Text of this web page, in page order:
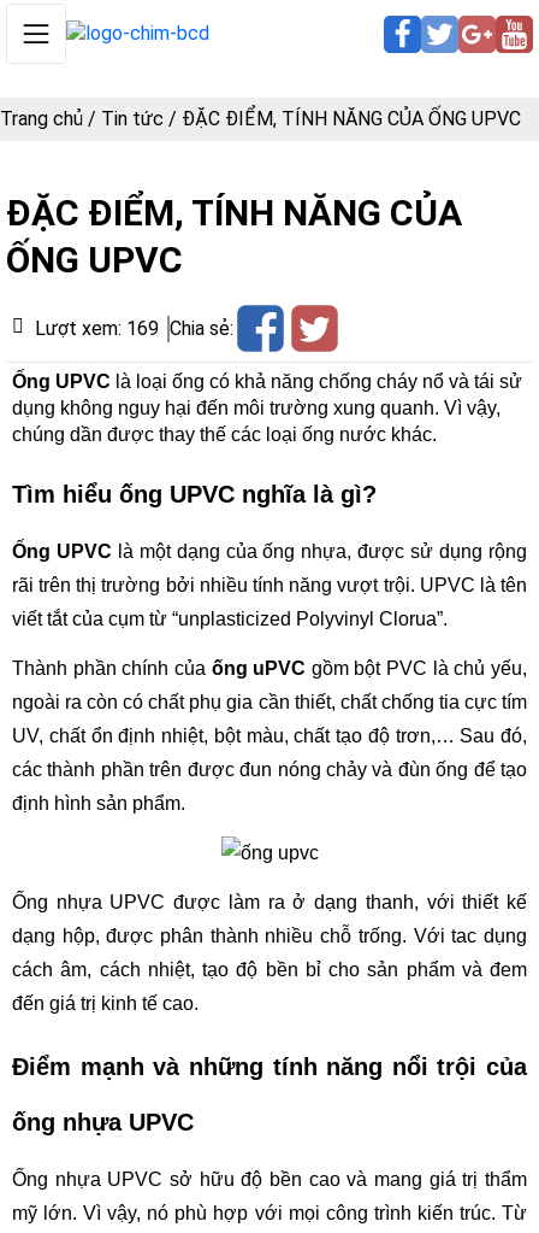
Trang chủ / Tin tức / ĐẶC ĐIỂM, TÍNH NĂNG CỦA ỐNG UPVC
ĐẶC ĐIỂM, TÍNH NĂNG CỦA
ỐNG UPVC
Lượt xem: 169 Chia sẻ:
Ống UPVC là loại ống có khả năng chống cháy nổ và tái sử
dụng không nguy hại đến môi trường xung quanh. Vì vậy,
chúng dần được thay thế các loại ống nước khác.
Tìm hiểu ống UPVC nghĩa là gì?
Ống UPVC là một dạng của ống nhựa, được sử dụng rộng
rãi trên thị trường bởi nhiều tính năng vượt trội. UPVC là tên
viết tắt của cụm từ “unplasticized Polyvinyl Clorua”.
Thành phần chính của ống uPVC gồm bột PVC là chủ yếu,
ngoài ra còn có chất phụ gia cần thiết, chất chống tia cực tím
UV, chất ổn định nhiệt, bột màu, chất tạo độ trơn,… Sau đó,
các thành phần trên được đun nóng chảy và đùn ống để tạo
định hình sản phẩm.
Ống nhựa UPVC được làm ra ở dạng thanh, với thiết kế
dạng hộp, được phân thành nhiều chỗ trống. Với tac dụng
cách âm, cách nhiệt, tạo độ bền bỉ cho sản phẩm và đem
đến giá trị kinh tế cao.
Điểm mạnh và những tính năng nổi trội của
ống nhựa UPVC
Ống nhựa UPVC sở hữu độ bền cao và mang giá trị thẩm
mỹ lớn. Vì vậy, nó phù hợp với mọi công trình kiến trúc. Từ